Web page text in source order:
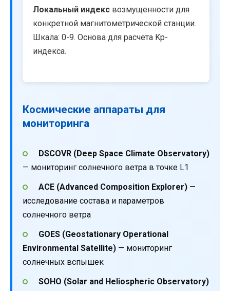
Локальный индекс возмущенности для
конкретной магнитометрической станции.
Шкала: 0-9. Основа для расчета Kp-
индекса.
Космические аппараты для
мониторинга
DSCOVR (Deep Space Climate Observatory)
— мониторинг солнечного ветра в точке L1
ACE (Advanced Composition Explorer)—
исследование состава и параметров
солнечного ветра
GOES (Geostationary Operational
Environmental Satellite) — мониторинг
солнечных вспышек
SOHO (Solar and Heliospheric Observatory)